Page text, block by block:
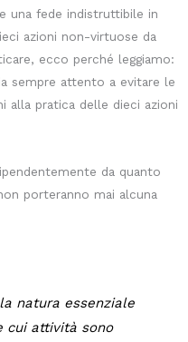
una fede indistruttibile in
azioni non-virtuose da
ecco perché leggiamo:
sempre attento a evitare le
alla pratica delle dieci azioni
da quanto
porteranno mai alcuna
natura essenziale
cui attività sono